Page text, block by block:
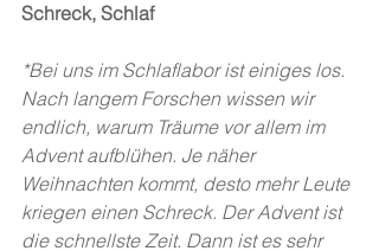
Schreck, Schlaf
*Bei uns im Schlaflabor ist einiges los.
Nach langem Forschen wissen wir
endlich, warum Träume vor allem im
Advent aufblühen. Je näher
Weihnachten kommt, desto mehr Leute
kriegen einen Schreck. Der Advent ist
die schnellste Zeit. Dann ist es sehr